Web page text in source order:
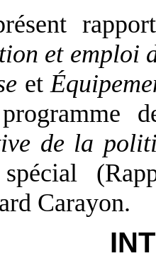
et emploi
et
de la
Carayon.